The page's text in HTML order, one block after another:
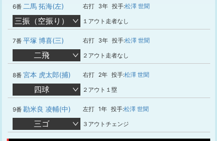
6番 二馬 拓海(左) 右打 3年 投手:松澤 世聞
三振（空振り） １アウト走者なし
7番 平塚 博喜(三) 右打 3年 投手:松澤 世聞
二飛 ２アウト走者なし
8番 宮本 虎太郎(捕) 右打 2年 投手:松澤 世聞
四球 ２アウト１塁
9番 勘米良 凌輔(中) 左打 1年 投手:松澤 世聞
三ゴ ３アウトチェンジ